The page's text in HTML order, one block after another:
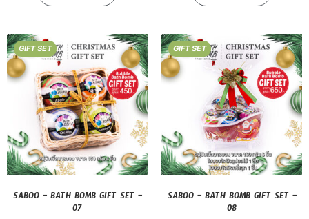
GIFT SET
SABOO – BATH BOMB GIFT SET –
07
GIFT SET
SABOO – BATH BOMB GIFT SET –
08